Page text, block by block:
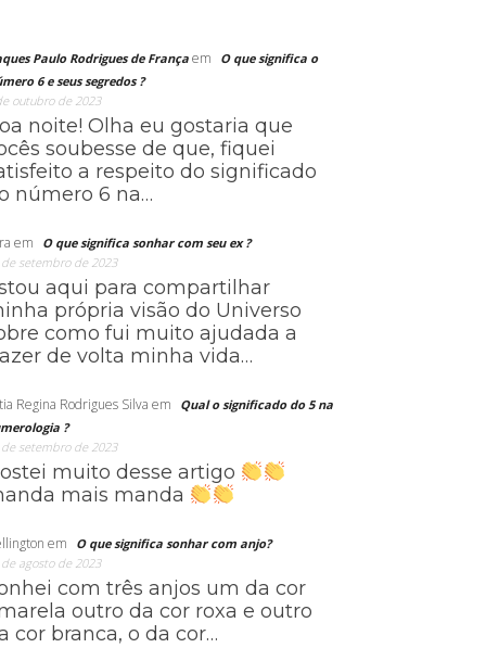
Paulo Rodrigues de França em
O que significa o
6 e seus segredos ?
outubro de 2023
noite! Olha eu gostaria que
soubesse de que, fiquei
a respeito do significado
número 6 na…
em
O que significa sonhar com seu ex ?
de setembro de 2023
aqui para compartilhar
própria visão do Universo
como fui muito ajudada a
de volta minha vida…
Regina Rodrigues Silva em
Qual o significado do 5 na
?
de setembro de 2023
muito desse artigo
mais manda
em
O que significa sonhar com anjo?
agosto de 2023
com três anjos um da cor
outro da cor roxa e outro
cor branca, o da cor…